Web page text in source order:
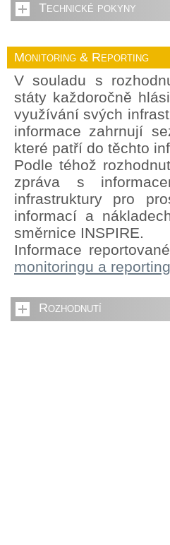
Technické pokyny
Monitoring & Reporting
V souladu s
státy každoročně
využívání svých
informace zahrnují
které patří do těchto
Podle téhož
zpráva s
infrastruktury pro
informací a
směrnice INSPIRE.
Informace
monitoringu a
Rozhodnutí